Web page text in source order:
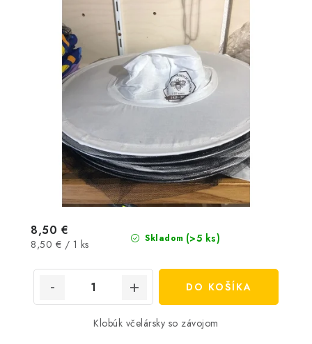
Skladom (>5 ks)
8,50 €
Jednotková
8,50 € / 1 ks
DO KOŠÍKA
Klobúk včelársky so závojom